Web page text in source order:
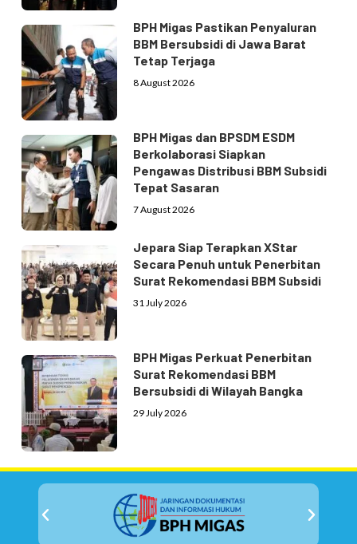
BPH Migas Pastikan Penyaluran
BBM Bersubsidi di Jawa Barat
Tetap Terjaga
8 August 2026
BPH Migas dan BPSDM ESDM
Berkolaborasi Siapkan
Pengawas Distribusi BBM Subsidi
Tepat Sasaran
7 August 2026
Jepara Siap Terapkan XStar
Secara Penuh untuk Penerbitan
Surat Rekomendasi BBM Subsidi
31 July 2026
BPH Migas Perkuat Penerbitan
Surat Rekomendasi BBM
Bersubsidi di Wilayah Bangka
29 July 2026